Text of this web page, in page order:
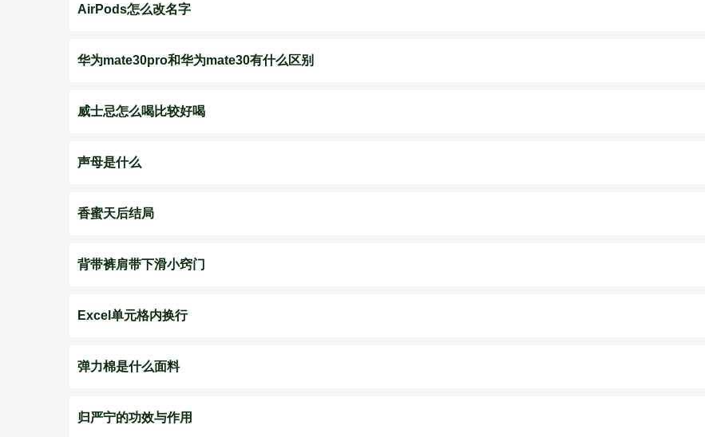
AirPods怎么改名字
华为mate30pro和华为mate30有什么区别
威士忌怎么喝比较好喝
声母是什么
香蜜天后结局
背带裤肩带下滑小窍门
Excel单元格内换行
​弹力棉是什么面料
归严宁的功效与作用